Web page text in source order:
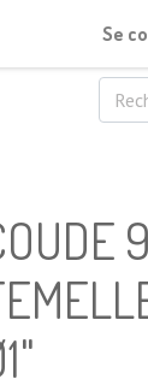
Se